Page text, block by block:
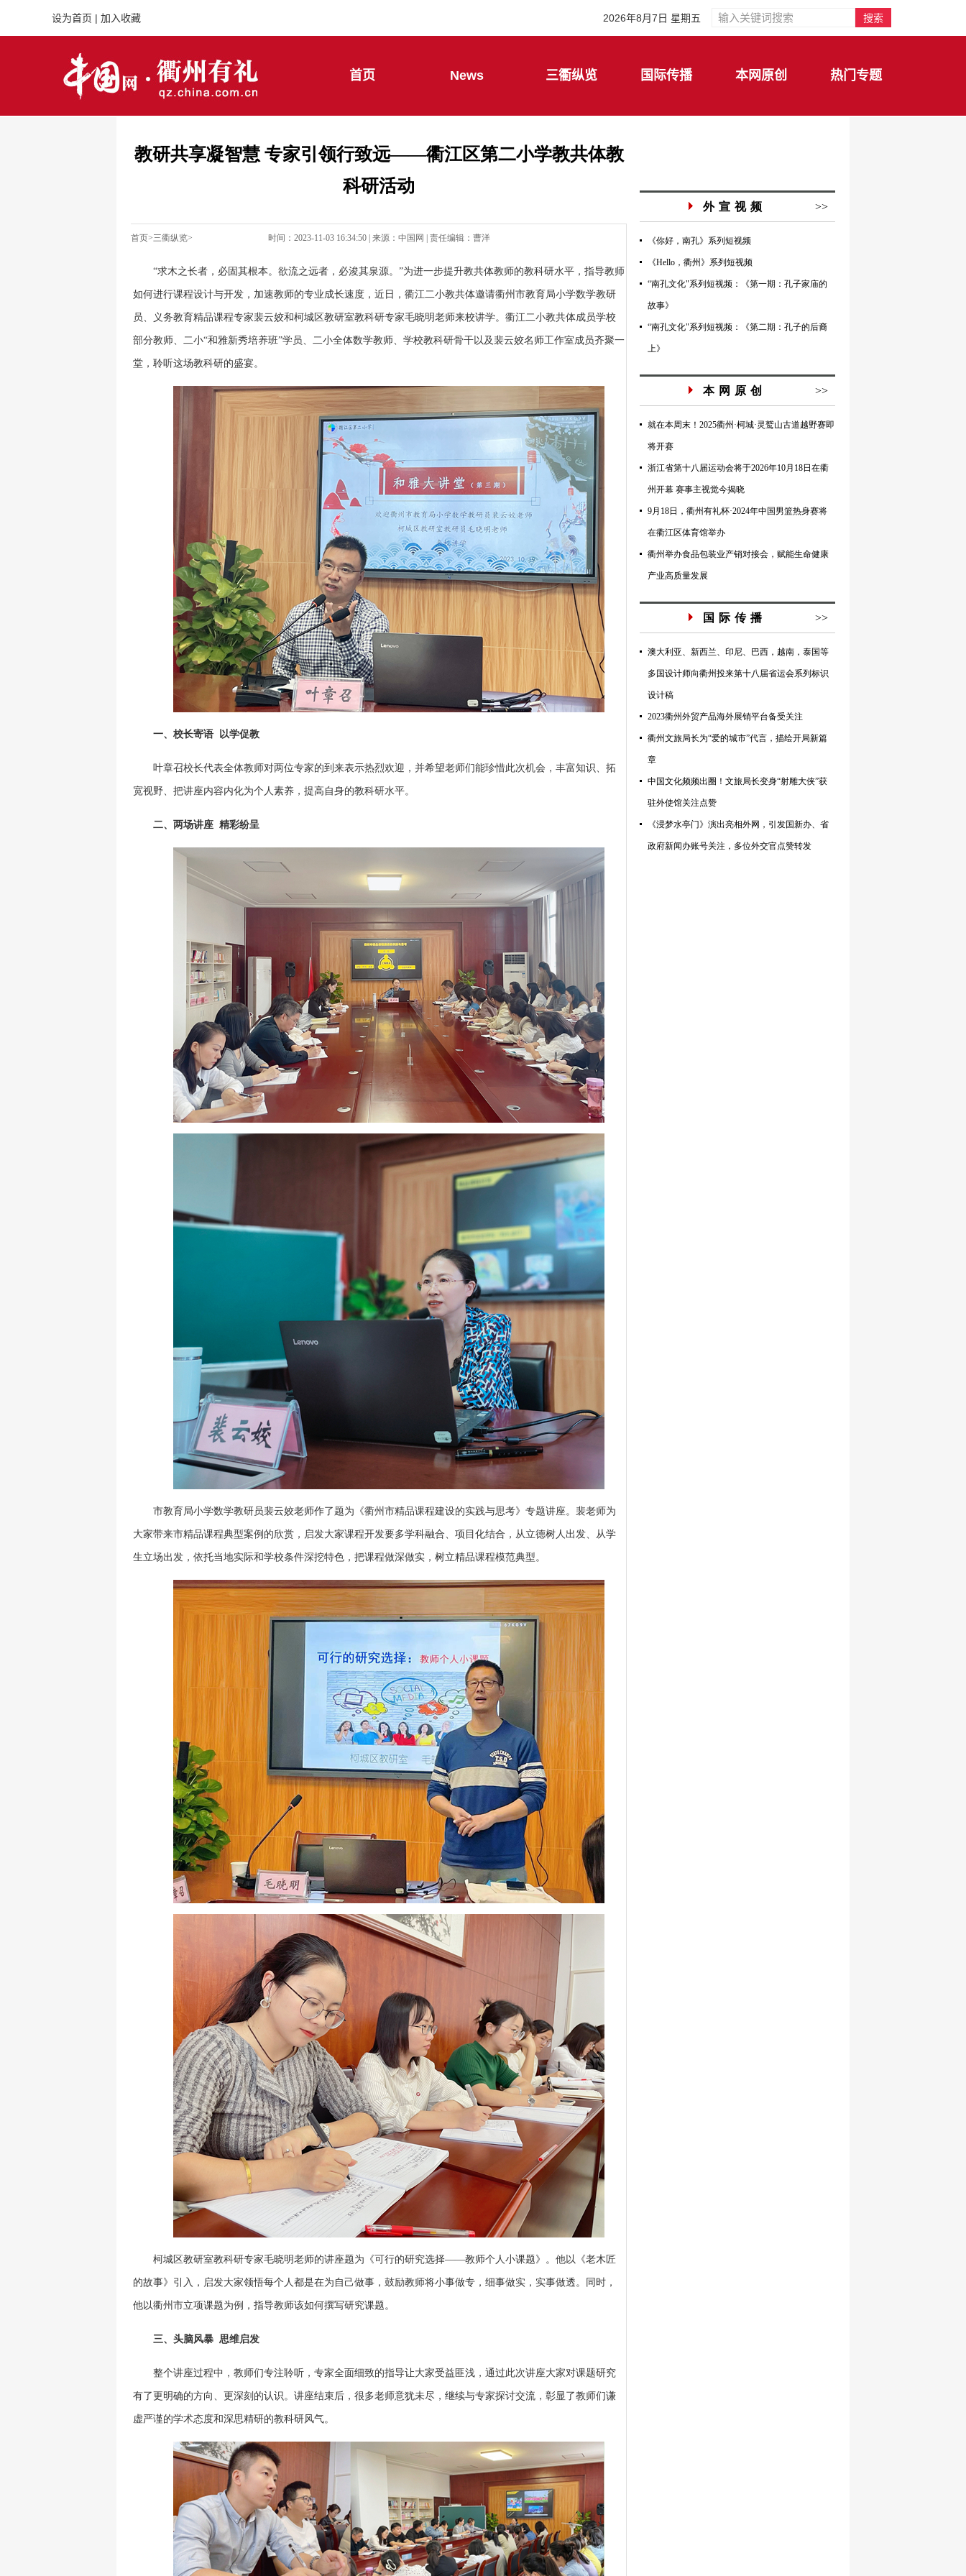
教研共享凝智慧 专家引领行致远——衢江区第二小学教共体教
科研活动
时间： 2023-11-03 16:34:50| 来源： 中国网 | 责任编辑：曹洋
首页>三衢纵览>
“求木之长者，必固其根本。欲流之远者，必浚其泉源。”为进一步提升教共体教师的教科研水平，指导教师
如何进行课程设计与开发，加速教师的专业成长速度，近日，衢江二小教共体邀请衢州市教育局小学数学教研
员、义务教育精品课程专家裴云姣和柯城区教研室教科研专家毛晓明老师来校讲学。衢江二小教共体成员学校
部分教师、二小“和雅新秀培养班”学员、二小全体数学教师、学校教科研骨干以及裴云姣名师工作室成员齐聚一
堂，聆听这场教科研的盛宴。
一、校长寄语 以学促教
叶章召校长代表全体教师对两位专家的到来表示热烈欢迎，并希望老师们能珍惜此次机会，丰富知识、拓
宽视野、把讲座内容内化为个人素养，提高自身的教科研水平。
二、两场讲座 精彩纷呈
市教育局小学数学教研员裴云姣老师作了题为《衢州市精品课程建设的实践与思考》专题讲座。裴老师为
大家带来市精品课程典型案例的欣赏，启发大家课程开发要多学科融合、项目化结合，从立德树人出发、从学
生立场出发，依托当地实际和学校条件深挖特色，把课程做深做实，树立精品课程模范典型。
柯城区教研室教科研专家毛晓明老师的讲座题为《可行的研究选择——教师个人小课题》。他以《老木匠
的故事》引入，启发大家领悟每个人都是在为自己做事，鼓励教师将小事做专，细事做实，实事做透。同时，
他以衢州市立项课题为例，指导教师该如何撰写研究课题。
三、头脑风暴 思维启发
整个讲座过程中，教师们专注聆听，专家全面细致的指导让大家受益匪浅，通过此次讲座大家对课题研究
有了更明确的方向、更深刻的认识。讲座结束后，很多老师意犹未尽，继续与专家探讨交流，彰显了教师们谦
虚严谨的学术态度和深思精研的教科研风气。